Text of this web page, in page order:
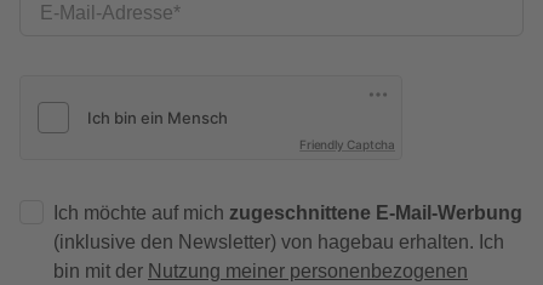
E-Mail-Adresse
Friendly Captcha
Ich möchte auf mich zugeschnittene E-Mail-Werbung
(inklusive den Newsletter) von hagebau erhalten. Ich
bin mit der Nutzung meiner personenbezogenen